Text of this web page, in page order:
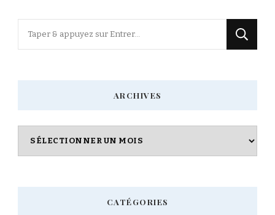
ARCHIVES
Archives
CATÉGORIES